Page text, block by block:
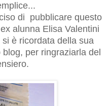
di pubblicare questo
alunna Elisa Valentini
è ricordata della sua
per ringraziarla del